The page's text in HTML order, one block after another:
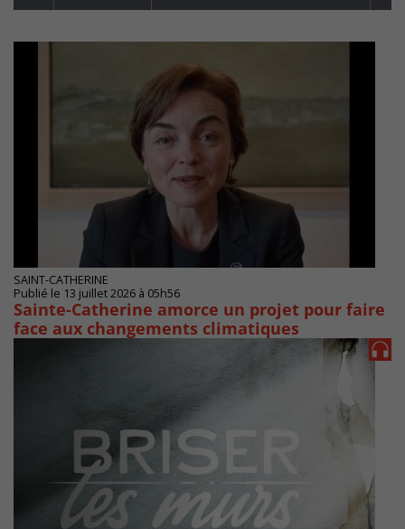
SAINT-CATHERINE
Publié le 13 juillet 2026 à 05h56
Sainte-Catherine amorce un projet pour faire
face aux changements climatiques